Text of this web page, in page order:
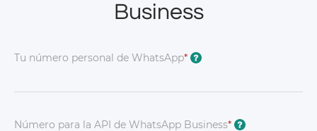
Business
Tu número personal de WhatsApp* ?
Número para la API de WhatsApp Business* ?